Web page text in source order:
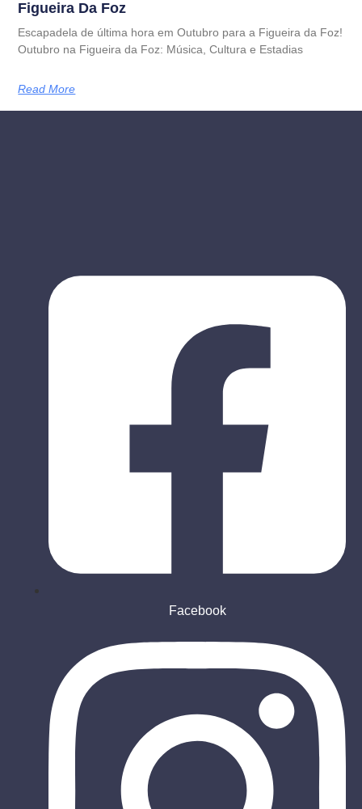
Figueira Da Foz
Escapadela de última hora em Outubro para a Figueira da Foz!
Outubro na Figueira da Foz: Música, Cultura e Estadias
Read More
Facebook